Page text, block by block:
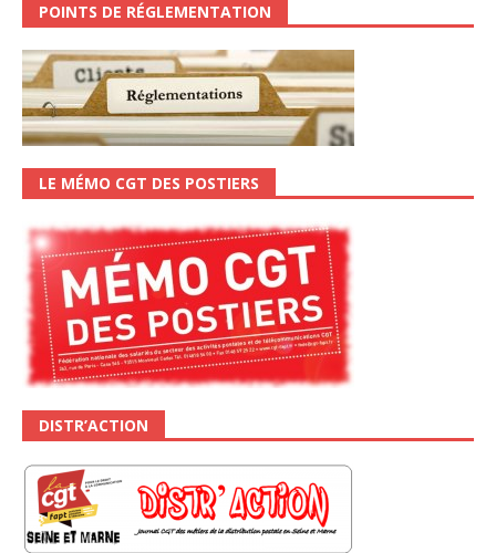
POINTS DE RÉGLEMENTATION
LE MÉMO CGT DES POSTIERS
DISTR’ACTION